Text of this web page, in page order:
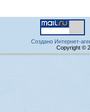
Создано Интернет-
Copyright ©